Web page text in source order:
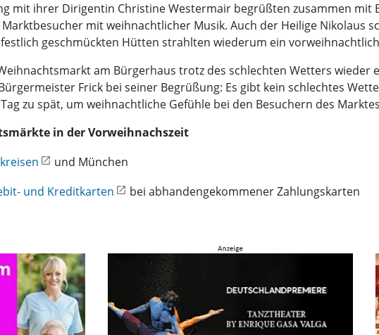
mit ihrer Dirigentin Christine Westermair begrüßten zusammen mit
mit weihnachtlicher Musik. Auch der Heilige Nikolaus
geschmückten Hütten strahlten wiederum ein
am Bürgerhaus trotz des schlechten Wetters
Frick bei seiner Begrüßung: Es gibt kein schlechtes
zu spät, um weihnachtliche Gefühle bei den Besuchern des
in der Vorweihnachszeit
und München
und Kreditkarten
bei abhandengekommener Zahlungskarten